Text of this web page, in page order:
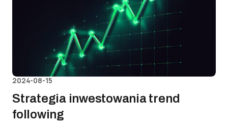
2024-08-15
Strategia inwestowania trend
following